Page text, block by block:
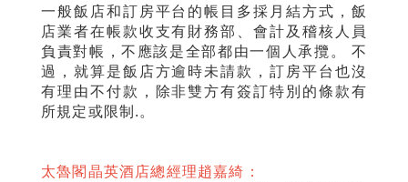
一般飯店和訂房平台的帳目多採月結方式，飯
店業者在帳款收支有財務部、會計及稽核人員
負責對帳，不應該是全部都由一個人承攬。 不
過，就算是飯店方逾時未請款，訂房平台也沒
有理由不付款，除非雙方有簽訂特別的條款有
所規定或限制.。
太魯閣晶英酒店總經理趙嘉綺：